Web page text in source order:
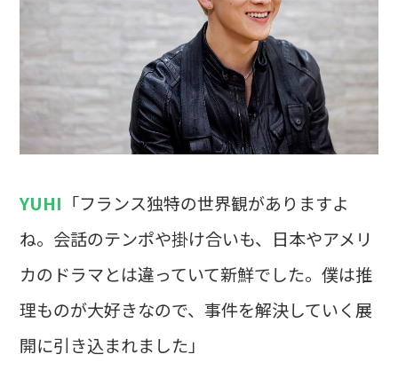
YUHI 「フランス独特の世界観がありますよ
ね。会話のテンポや掛け合いも、日本やアメリ
カのドラマとは違っていて新鮮でした。僕は推
理ものが大好きなので、事件を解決していく展
開に引き込まれました」